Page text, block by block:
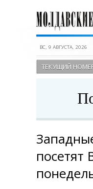
ВС, 9 АВГУСТА, 2026
ТЕКУЩИЙ
посетят